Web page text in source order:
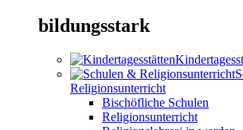
bildungsstark
Religionsunterricht
Bischöfliche Schulen
Religionsunterricht